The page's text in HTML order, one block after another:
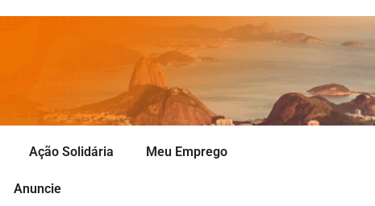
Ação Solidária Meu Emprego
Anuncie